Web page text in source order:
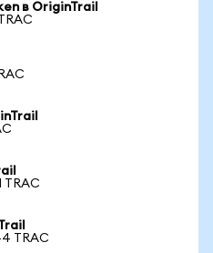
в OriginTrail
TRAC
TRAC